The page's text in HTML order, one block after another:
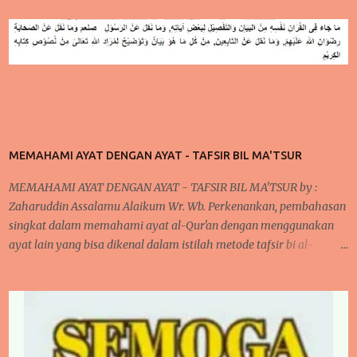
MEMAHAMI AYAT DENGAN AYAT - TAFSIR BIL MA'TSUR
MEMAHAMI AYAT DENGAN AYAT - TAFSIR BIL MA'TSUR by :
Zaharuddin Assalamu Alaikum Wr. Wb. Perkenankan, pembahasan
singkat dalam memahami ayat al-Qur'an dengan menggunakan
ayat lain yang bisa dikenal dalam istilah metode tafsir bi al-
Qur'an dan juga disertai dengan artinya bahwa terlihat di banyak
ayat yang menjelaskan sendiri makna suatu ayat. Kita akan